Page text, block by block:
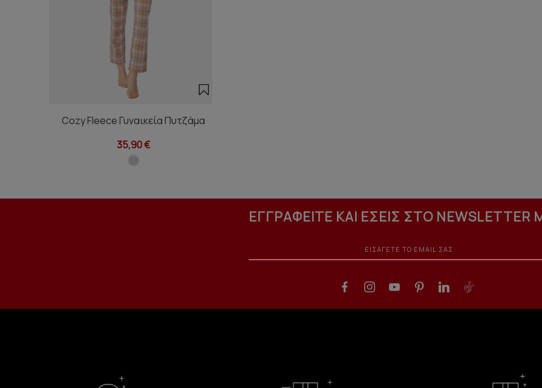
Cozy Fleece Γυναικεία Πυτζάμα
35,90 €
ΕΓΓΡΑΦΕΙΤΕ ΚΑΙ ΕΣΕΙΣ ΣΤΟ NEWSLETTER